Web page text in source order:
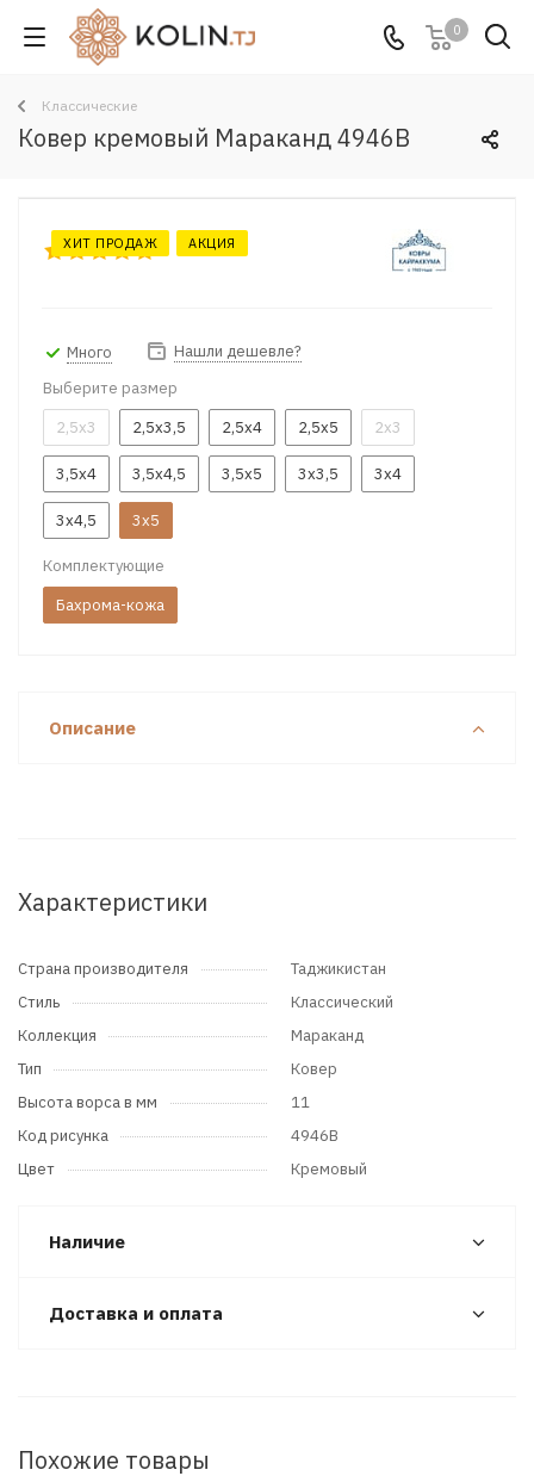
0
Классические
Ковер кремовый Мараканд 4946B
ХИТ ПРОДАЖ АКЦИЯ
Много
Нашли дешевле?
Выберите размер
2,5x3
2,5x3,5 2,5x4 2,5x5 2x3
3,5x4 3,5x4,5 3,5x5 3x3,5 3x4
3x4,5 3x5
Комплектующие
Бахрома-кожа
Описание
Характеристики
Страна производителя
Таджикистан
Стиль
Классический
Коллекция
Мараканд
Тип
Ковер
Высота ворса в мм
11
Код рисунка
4946B
Цвет
Кремовый
Наличие
Доставка и оплата
Похожие товары